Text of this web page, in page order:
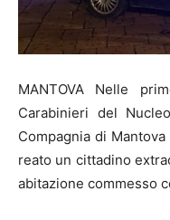
MANTOVA Nelle
Carabinieri del
Compagnia di
reato un cittadino
abitazione commesso